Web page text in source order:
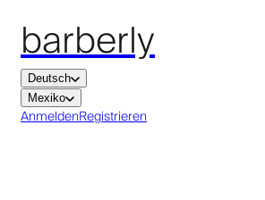
barberly
Deutsch
Mexiko
AnmeldenRegistrieren